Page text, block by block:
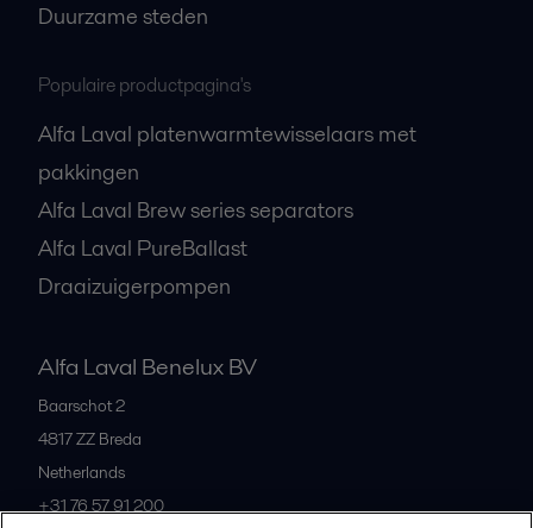
Duurzame steden
Populaire productpagina's
Alfa Laval platenwarmtewisselaars met
pakkingen
Alfa Laval Brew series separators
Alfa Laval PureBallast
Draaizuigerpompen
Alfa Laval Benelux BV
Baarschot 2
4817 ZZ Breda
Netherlands
+31 76 57 91 200